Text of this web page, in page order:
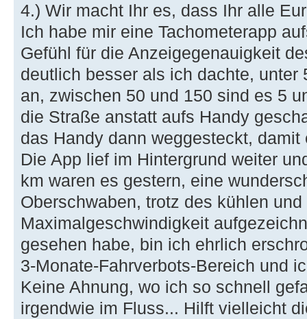
4.) Wir macht Ihr es, dass Ihr alle
Ich habe mir eine Tachometerapp
Gefühl für die Anzeigegenauigkeit
deutlich besser als ich dachte,
an, zwischen 50 und 150 sind es 5
die Straße anstatt aufs Handy
das Handy dann weggesteckt,
Die App lief im Hintergrund weiter
km waren es gestern, eine
Oberschwaben, trotz des kühlen
Maximalgeschwindigkeit
gesehen habe, bin ich ehrlich
3-Monate-Fahrverbots-Bereich und
Keine Ahnung, wo ich so schnell
irgendwie im Fluss... Hilft vielleicht